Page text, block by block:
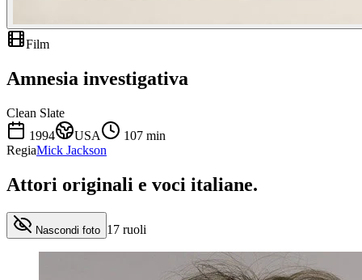
Film
Amnesia investigativa
Clean Slate
1994
USA 107 min
RegiaMick Jackson
Attori originali e voci italiane.
Nascondi foto 17 ruoli